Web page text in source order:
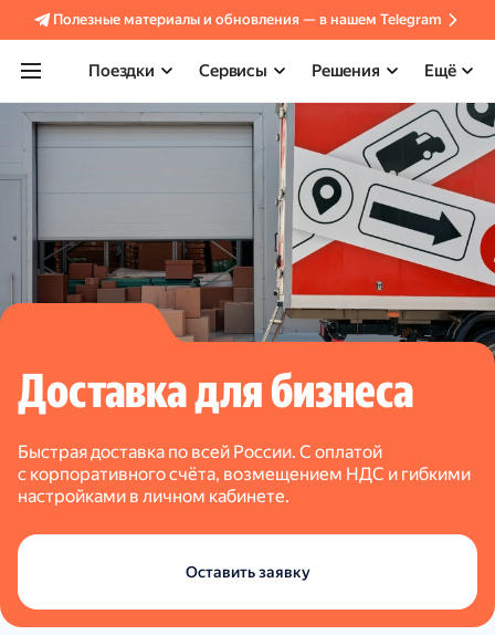
Полезные материалы и обновления — в нашем Telegram
Поездки Сервисы Решения Ещё
Доставка для бизнеса
Быстрая доставка по всей России. С оплатой
с корпоративного счёта, возмещением НДС и гибкими
настройками в личном кабинете.
Оставить заявку